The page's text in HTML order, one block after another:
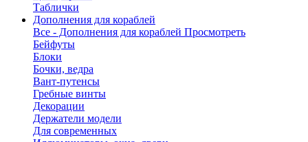
Таблички
Дополнения для кораблей
Все - Дополнения для кораблей Просмотреть
Бейфуты
Блоки
Бочки, ведра
Вант-путенсы
Гребные винты
Декорации
Держатели модели
Для современных